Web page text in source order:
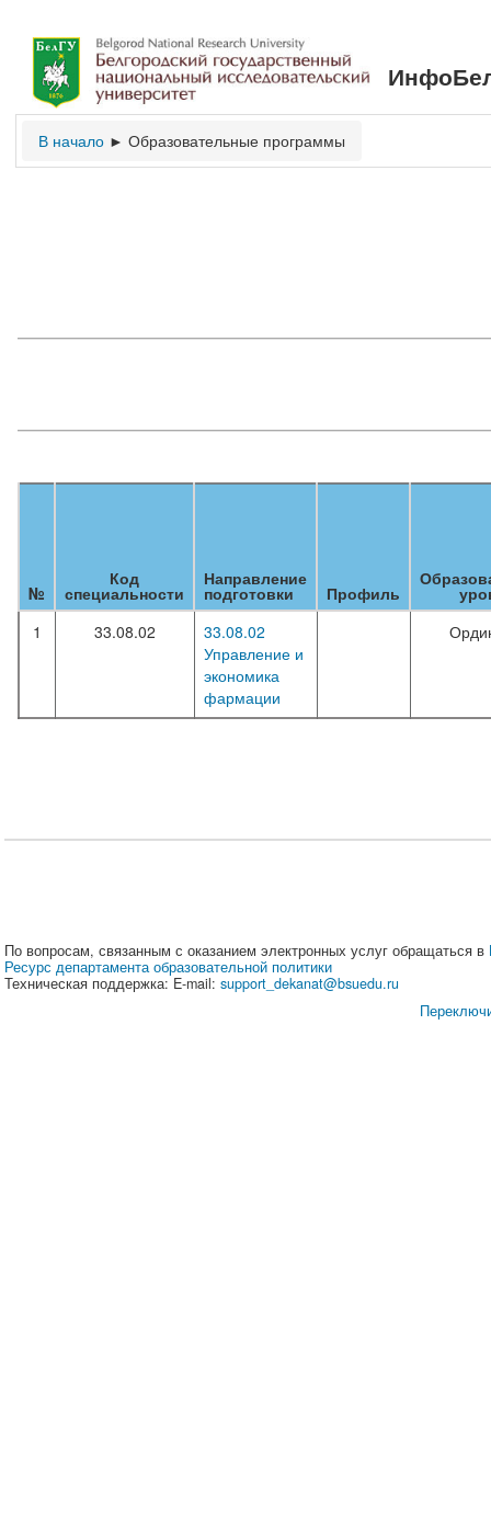
В начало ► Образовательные программы
№
Код
специальности
Направление
подготовки Профиль
1
33.08.02
33.08.02
Управление и
экономика
фармации
По вопросам, связанным с оказанием электронных услуг обращаться в
Ресурс департамента образовательной политики
Техническая поддержка: E-mail: support_dekanat@bsuedu.ru